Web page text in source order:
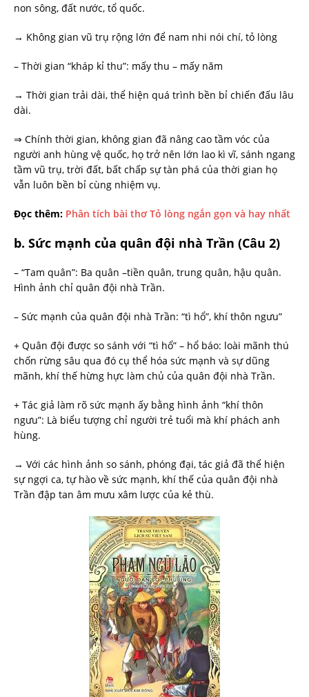
non sông, đất nước, tổ quốc.
→ Không gian vũ trụ rộng lớn để nam nhi nói chí, tỏ lòng
– Thời gian “kháp kỉ thu”: mấy thu – mấy năm
→ Thời gian trải dài, thể hiện quá trình bền bỉ chiến đấu lâu
dài.
⇒ Chính thời gian, không gian đã nâng cao tầm vóc của
người anh hùng vệ quốc, họ trở nên lớn lao kì vĩ, sánh ngang
tầm vũ trụ, trời đất, bất chấp sự tàn phá của thời gian họ
vẫn luôn bền bỉ cùng nhiệm vụ.
Đọc thêm: Phân tích bài thơ Tỏ lòng ngắn gọn và hay nhất
b. Sức mạnh của quân đội nhà Trần (Câu 2)
– “Tam quân”: Ba quân –tiền quân, trung quân, hậu quân.
Hình ảnh chỉ quân đội nhà Trần.
– Sức mạnh của quân đội nhà Trần: “tì hổ”, khí thôn ngưu”
+ Quân đội được so sánh với “tì hổ” – hổ báo: loài mãnh thú
chốn rừng sâu qua đó cụ thể hóa sức mạnh và sự dũng
mãnh, khí thế hừng hực làm chủ của quân đội nhà Trần.
+ Tác giả làm rõ sức mạnh ấy bằng hình ảnh “khí thôn
ngưu”: Là biểu tượng chỉ người trẻ tuổi mà khí phách anh
hùng.
→ Với các hình ảnh so sánh, phóng đại, tác giả đã thể hiện
sự ngợi ca, tự hào về sức mạnh, khí thế của quân đội nhà
Trần đập tan âm mưu xâm lược của kẻ thù.